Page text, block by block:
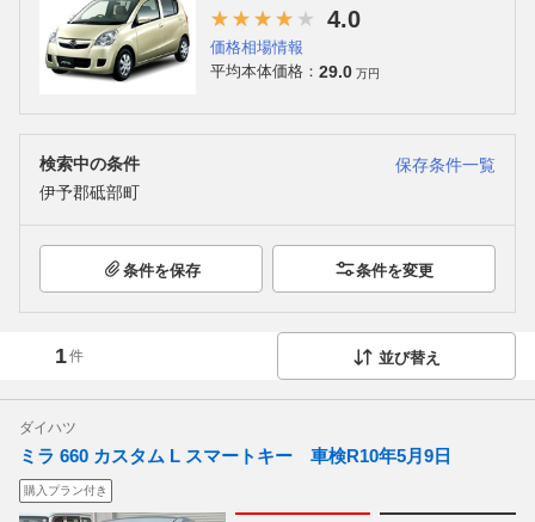
4.0
価格相場情報
平均本体価格： 29.0 万円
検索中の条件
保存条件一覧
伊予郡砥部町
条件を保存 条件を変更
1件 並び替え
ダイハツ
ミラ 660 カスタム L スマートキー 車検R10年5月9日
購入プラン付き